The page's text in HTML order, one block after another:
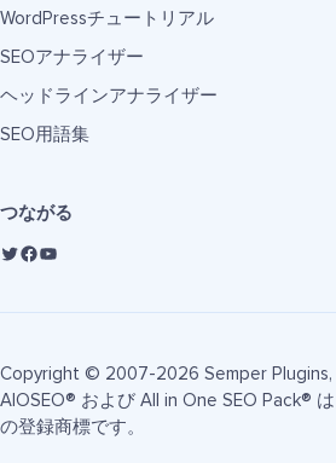
WordPressチュートリアル
SEOアナライザー
ヘッドラインアナライザー
SEO用語集
つながる
Copyright © 2007-2026 Semper Plugins,
AIOSEO® および All in One SEO Pack®
の登録商標です。